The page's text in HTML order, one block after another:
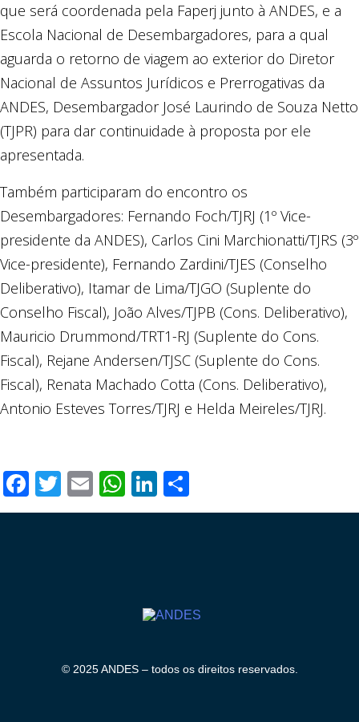
que será coordenada pela Faperj junto à ANDES, e a
Escola Nacional de Desembargadores, para a qual
aguarda o retorno de viagem ao exterior do Diretor
Nacional de Assuntos Jurídicos e Prerrogativas da
ANDES, Desembargador José Laurindo de Souza Netto
(TJPR) para dar continuidade à proposta por ele
apresentada.
Também participaram do encontro os
Desembargadores: Fernando Foch/TJRJ (1º Vice-
presidente da ANDES), Carlos Cini Marchionatti/TJRS (3º
Vice-presidente), Fernando Zardini/TJES (Conselho
Deliberativo), Itamar de Lima/TJGO (Suplente do
Conselho Fiscal), João Alves/TJPB (Cons. Deliberativo),
Mauricio Drummond/TRT1-RJ (Suplente do Cons.
Fiscal), Rejane Andersen/TJSC (Suplente do Cons.
Fiscal), Renata Machado Cotta (Cons. Deliberativo),
Antonio Esteves Torres/TJRJ e Helda Meireles/TJRJ.
Facebook
Twitter
EmailWhatsApp
LinkedIn
© 2025 ANDES – todos os direitos reservados.